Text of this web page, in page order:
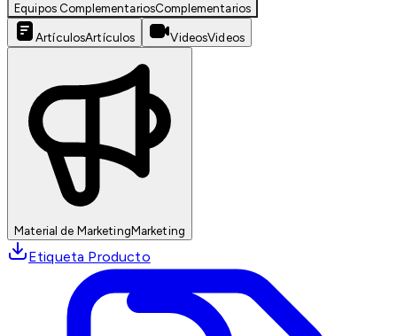
Equipos ComplementariosComplementarios
ArtículosArtículos VideosVideos
Material de MarketingMarketing
Etiqueta Producto